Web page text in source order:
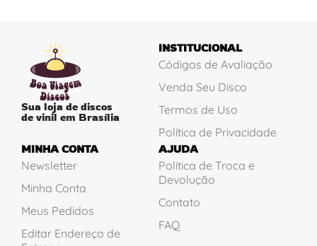
Sua loja de discos
de vinil em Brasília
INSTITUCIONAL
Códigos de Avaliação
Venda Seu Disco
Termos de Uso
Política de Privacidade
MINHA CONTA
Newsletter
Minha Conta
Meus Pedidos
Editar Endereço de
AJUDA
Política de Troca e
Devolução
Contato
FAQ